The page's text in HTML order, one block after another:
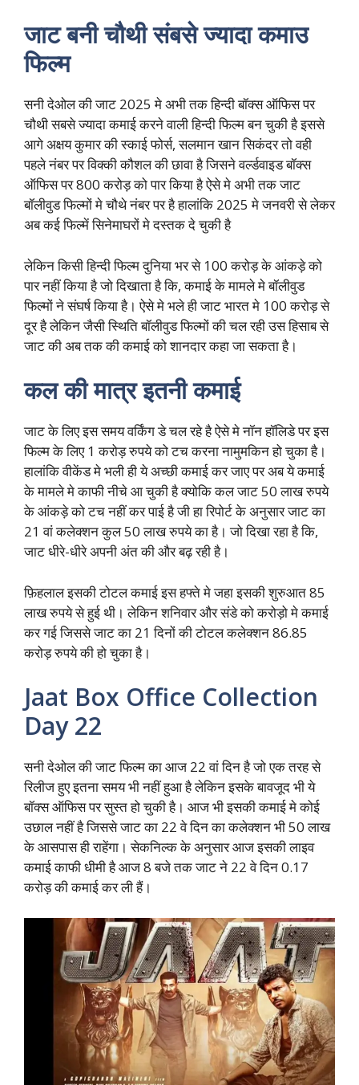
जाट बनी चौथी संबसे ज्यादा कमाउ
फिल्म
सनी देओल की जाट 2025 मे अभी तक हिन्दी बॉक्स ऑफिस पर
चौथी सबसे ज्यादा कमाई करने वाली हिन्दी फिल्म बन चुकी है इससे
आगे अक्षय कुमार की स्काई फोर्स, सलमान खान सिकंदर तो वही
पहले नंबर पर विक्की कौशल की छावा है जिसने वर्ल्डवाइड बॉक्स
ऑफिस पर 800 करोड़ को पार किया है ऐसे मे अभी तक जाट
बॉलीवुड फिल्मों मे चौथे नंबर पर है हालांकि 2025 मे जनवरी से लेकर
अब कई फिल्में सिनेमाघरों मे दस्तक दे चुकी है
लेकिन किसी हिन्दी फिल्म दुनिया भर से 100 करोड़ के आंकड़े को
पार नहीं किया है जो दिखाता है कि, कमाई के मामले मे बॉलीवुड
फिल्मों ने संघर्ष किया है। ऐसे मे भले ही जाट भारत मे 100 करोड़ से
दूर है लेकिन जैसी स्थिति बॉलीवुड फिल्मों की चल रही उस हिसाब से
जाट की अब तक की कमाई को शानदार कहा जा सकता है।
कल की मात्र इतनी कमाई
जाट के लिए इस समय वर्किंग डे चल रहे है ऐसे मे नॉन हॉलिडे पर इस
फिल्म के लिए 1 करोड़ रुपये को टच करना नामुमकिन हो चुका है।
हालांकि वीकेंड मे भली ही ये अच्छी कमाई कर जाए पर अब ये कमाई
के मामले मे काफी नीचे आ चुकी है क्योकि कल जाट 50 लाख रुपये
के आंकड़े को टच नहीं कर पाई है जी हा रिपोर्ट के अनुसार जाट का
21 वां कलेक्शन कुल 50 लाख रुपये का है। जो दिखा रहा है कि,
जाट धीरे-धीरे अपनी अंत की और बढ़ रही है।
फ़िहलाल इसकी टोटल कमाई इस हफ्ते मे जहा इसकी शुरुआत 85
लाख रुपये से हुई थी। लेकिन शनिवार और संडे को करोड़ो मे कमाई
कर गई जिससे जाट का 21 दिनों की टोटल कलेक्शन 86.85
करोड़ रुपये की हो चुका है।
Jaat Box Office Collection
Day 22
सनी देओल की जाट फिल्म का आज 22 वां दिन है जो एक तरह से
रिलीज हुए इतना समय भी नहीं हुआ है लेकिन इसके बावजूद भी ये
बॉक्स ऑफिस पर सुस्त हो चुकी है। आज भी इसकी कमाई मे कोई
उछाल नहीं है जिससे जाट का 22 वे दिन का कलेक्शन भी 50 लाख
के आसपास ही राहेंगा। सेकनिल्क के अनुसार आज इसकी लाइव
कमाई काफी धीमी है आज 8 बजे तक जाट ने 22 वे दिन 0.17
करोड़ की कमाई कर ली हैं।